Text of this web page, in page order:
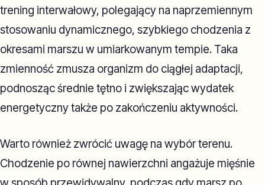
trening interwałowy, polegający na naprzemiennym
stosowaniu dynamicznego, szybkiego chodzenia z
okresami marszu w umiarkowanym tempie. Taka
zmienność zmusza organizm do ciągłej adaptacji,
podnosząc średnie tętno i zwiększając wydatek
energetyczny także po zakończeniu aktywności.
Warto również zwrócić uwagę na wybór terenu.
Chodzenie po równej nawierzchni angażuje mięśnie